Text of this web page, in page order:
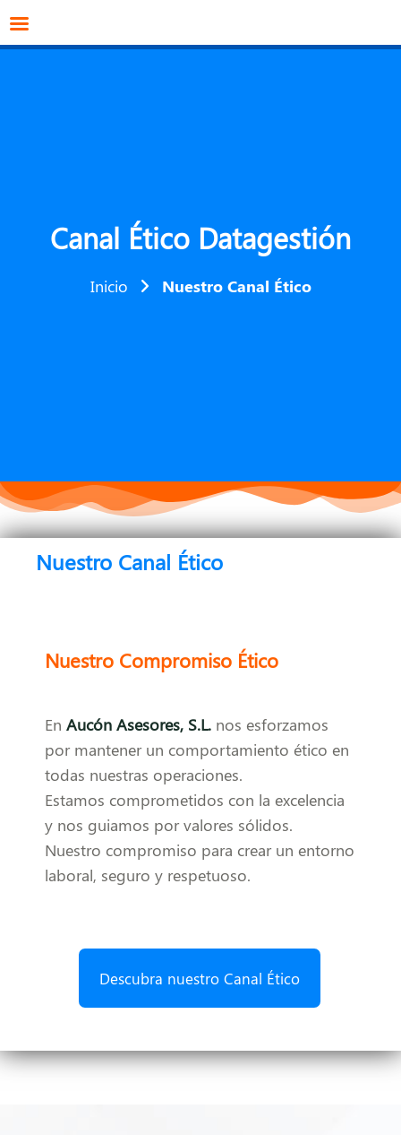
Canal Ético Datagestión​
Inicio Nuestro Canal Ético
Nuestro Canal Ético
Nuestro Compromiso Ético
En Aucón Asesores, S.L. nos esforzamos
por mantener un comportamiento ético en
todas nuestras operaciones.
Estamos comprometidos con la excelencia
y nos guiamos por valores sólidos.
Nuestro compromiso para crear un entorno
laboral, seguro y respetuoso.
Descubra nuestro Canal Ético